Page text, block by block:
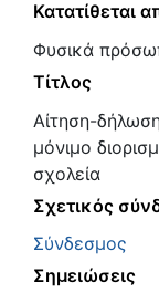
Κατατίθεται
Φυσικά
Τίτλος
Αίτηση-
μόνιμο
σχολεία
Σχετικός
Σύνδεσμος
Σημειώσεις